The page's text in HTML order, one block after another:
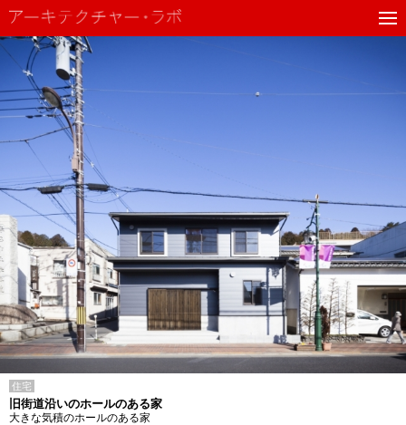
住宅
旧街道沿いのホールのある家
大きな気積のホールのある家